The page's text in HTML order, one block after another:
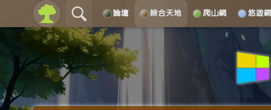
論壇 綜合天地 爬山網 悠遊網
關於